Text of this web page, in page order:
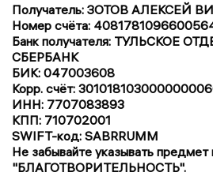
Получатель: ЗОТОВ АЛЕКСЕЙ
Номер счёта:
Банк получателя: ТУЛЬСКОЕ
СБЕРБАНК
БИК: 047003608
Корр. счёт:
ИНН: 7707083893
КПП: 710702001
SWIFT-код: SABRRUMM
Не забывайте указывать
"БЛАГОТВОРИТЕЛЬНОСТЬ".